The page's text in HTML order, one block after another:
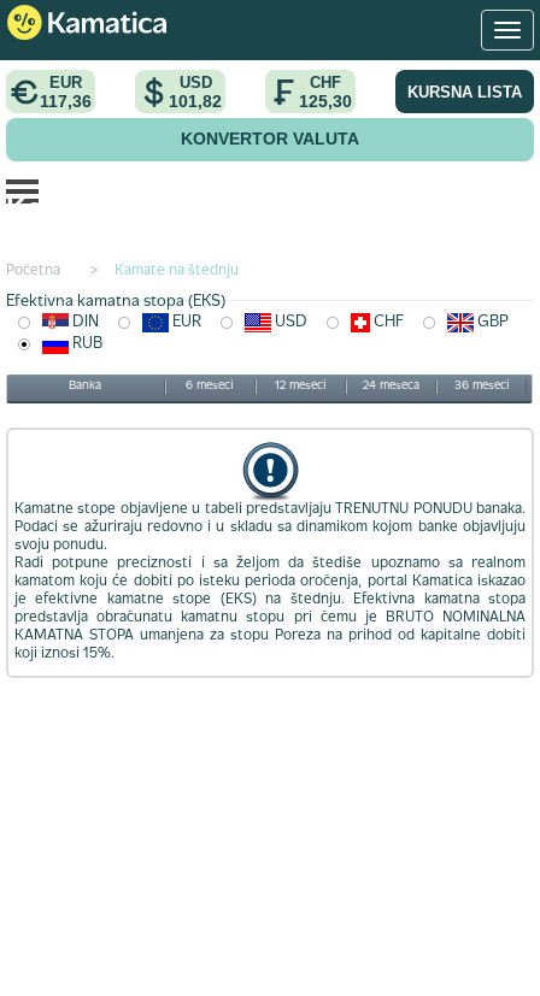
EUR
117,36
USD
101,82
CHF
125,30 KURSNA LISTA
KONVERTOR VALUTA
Početna > Kamate na štednju
Kamata na štednju u rub valuti
Efektivna kamatna stopa (EKS)
DIN
EUR USD CHF
GBP
RUB
Banka 6 meseci 12 meseci 24 meseca 36 meseci
Kamatne stope objavljene u tabeli predstavljaju TRENUTNU PONUDU banaka.
Podaci se ažuriraju redovno i u skladu sa dinamikom kojom banke objavljuju
svoju ponudu.
Radi potpune preciznosti i sa željom da štediše upoznamo sa realnom
kamatom koju će dobiti po isteku perioda oročenja, portal Kamatica iskazao
je efektivne kamatne stope (EKS) na štednju. Efektivna kamatna stopa
predstavlja obračunatu kamatnu stopu pri čemu je BRUTO NOMINALNA
KAMATNA STOPA umanjena za stopu Poreza na prihod od kapitalne dobiti
koji iznosi 15%.